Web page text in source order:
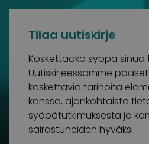
Tilaa uutiskirje
Koskettaako syöpä
Uutiskirjeessämme
koskettavia tarinoita
kanssa, ajankohtaista
syöpätutkimuksesta ja
sairastuneiden hyväksi.